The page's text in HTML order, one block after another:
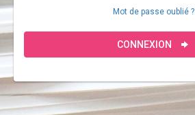
Mot de passe oublié ?
CONNEXION